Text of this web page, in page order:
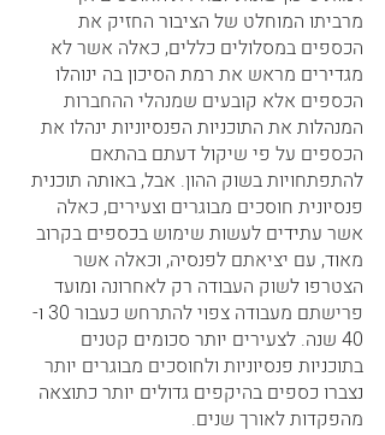
מרביתו המוחלט של הציבור החזיק את
הכספים במסלולים כללים, כאלה אשר לא
מגדירים מראש את רמת הסיכון בה ינוהלו
הכספים אלא קובעים שמנהלי ההחברות
המנהלות את התוכניות הפנסיוניות ינהלו את
הכספים על פי שיקול דעתם בהתאם
להתפתחויות בשוק ההון. אבל, באותה תוכנית
פנסיונית חוסכים מבוגרים וצעירים, כאלה
אשר עתידים לעשות שימוש בכספים בקרוב
מאוד, עם יציאתם לפנסיה, וכאלה אשר
הצטרפו לשוק העבודה רק לאחרונה ומועד
פרישתם מעבודה צפוי להתרחש כעבור 30 ו-
40 שנה. לצעירים יותר סכומים קטנים
בתוכניות פנסיוניות ולחוסכים מבוגרים יותר
נצברו כספים בהיקפים גדולים יותר כתוצאה
מהפקדות לאורך שנים.